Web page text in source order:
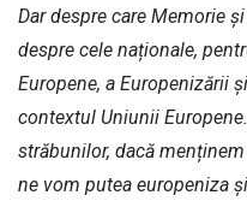
Dar despre care Memorie
despre cele naționale,
Europene, a Europenizării
contextul Uniunii
străbunilor, dacă
ne vom putea europeniza